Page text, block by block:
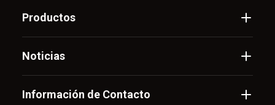
Productos
Noticias
Información de Contacto